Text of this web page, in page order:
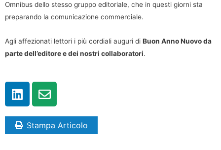
Omnibus dello stesso gruppo editoriale, che in questi giorni sta
preparando la comunicazione commerciale.
Agli affezionati lettori i più cordiali auguri di Buon Anno Nuovo da
parte dell’editore e dei nostri collaboratori.
Stampa Articolo